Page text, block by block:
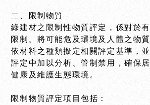
二、限制物質
綠建材之限制性物質評定，係對於
限制。將可能危及環境及人體之物
依材料之種類擬定相關評定基準，
評定中加以分析、管制禁用，確保
健康及維護生態環境。
限制物質評定項目包括：